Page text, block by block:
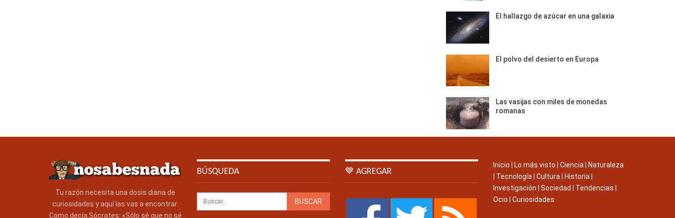
El hallazgo de azúcar en una galaxia
El polvo del desierto en Europa
Las vasijas con miles de monedas
romanas
Tu razón necesita una dosis diaria de
curiosidades y aquí las vas a encontrar.
Como decía Sócrates: «Sólo sé que no sé
BÚSQUEDA 💙 AGREGAR
Inicio Lo más visto Ciencia
Naturaleza
Tecnología Cultura Historia
Investigación
Sociedad Tendencias
Ocio
Curiosidades